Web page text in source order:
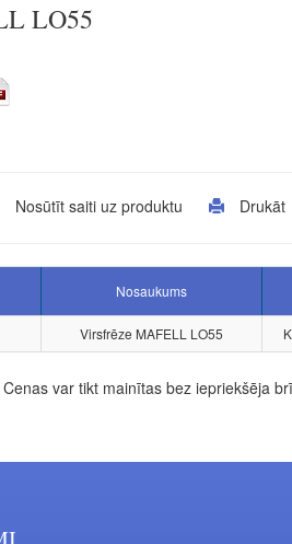
LO55
Nosūtīt saiti uz produktu Drukāt
Nosaukums
Virsfrēze MAFELL LO55
var tikt mainītas bez iepriekšēja